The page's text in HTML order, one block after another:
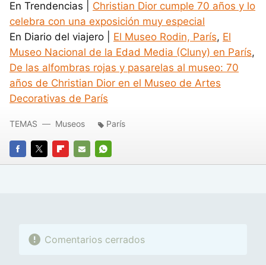
En Trendencias | Christian Dior cumple 70 años y lo
celebra con una exposición muy especial
En Diario del viajero | El Museo Rodin, París, El
Museo Nacional de la Edad Media (Cluny) en París,
De las alfombras rojas y pasarelas al museo: 70
años de Christian Dior en el Museo de Artes
Decorativas de París
FACEBOOK
TWITTERFLIPBOARD
E-
WHATSAPP
TEMAS Museos París
Comentarios cerrados